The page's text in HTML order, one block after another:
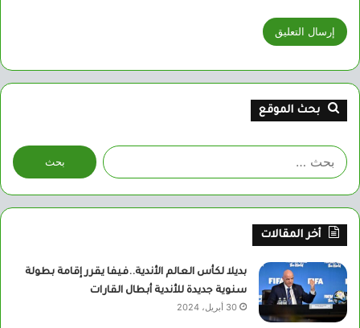
بحث الموقع
البحث
عن:
أخر المقالات
بديلا لكأس العالم الأندية..فيفا يقرر إقامة بطولة
سنوية جديدة للأندية أبطال القارات
30 أبريل، 2024